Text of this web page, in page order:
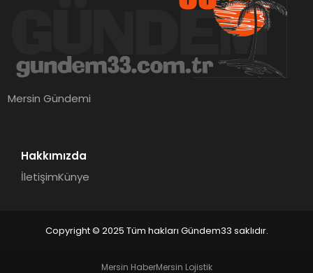
Mersin Gündemi
Hakkımızda
İletişimKünye
Copyright © 2025 Tüm hakları Gündem33 saklıdır.
Mersin HaberMersin Lojistik